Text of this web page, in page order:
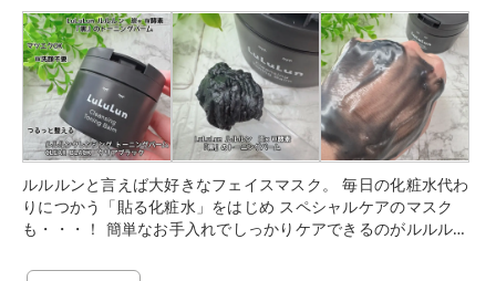
ルルルンと言えば大好きなフェイスマスク。 毎日の化粧水代わ
りにつかう「貼る化粧水」をはじめ スペシャルケアのマスク
も・・・！ 簡単なお手入れでしっかりケアできるのがルルル
たクレンジング「ルルルンクレンジングトーニングバーム」。